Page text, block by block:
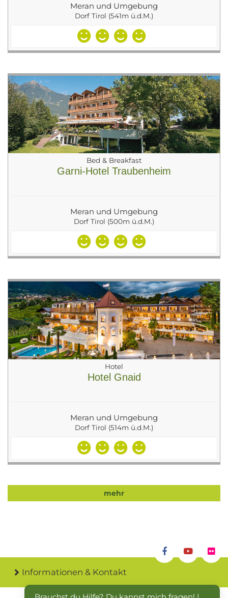
Meran und Umgebung
Dorf Tirol (541m ü.d.M.)
Bed & Breakfast
Garni-Hotel Traubenheim
Meran und Umgebung
Dorf Tirol (500m ü.d.M.)
Hotel
Hotel Gnaid
Meran und Umgebung
Dorf Tirol (514m ü.d.M.)
mehr
Informationen & Kontakt